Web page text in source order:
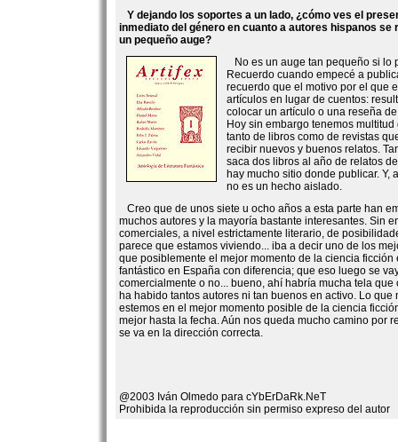
Y dejando los soportes a un lado, ¿cómo ves el
inmediato del género en cuanto a autores hispanos se
un pequeño auge?
No es un auge tan pequeño si lo
Recuerdo cuando empecé a
recuerdo que el motivo por el que
artículos en lugar de cuentos:
colocar un artículo o una reseña
Hoy sin embargo tenemos
tanto de libros como de revistas
recibir nuevos y buenos relatos.
saca dos libros al año de relatos
hay mucho sitio donde publicar. Y,
no es un hecho aislado.
Creo que de unos siete u ocho años a esta parte han
muchos autores y la mayoría bastante interesantes. Sin
comerciales, a nivel estrictamente literario, de
parece que estamos viviendo... iba a decir uno de los
que posiblemente el mejor momento de la ciencia
fantástico en España con diferencia; que eso luego se
comercialmente o no... bueno, ahí habría mucha tela que
ha habido tantos autores ni tan buenos en activo. Lo que
estemos en el mejor momento posible de la ciencia
mejor hasta la fecha. Aún nos queda mucho camino por
se va en la dirección correcta.
@2003 Iván Olmedo para cYbErDaRk.NeT
Prohibida la reproducción sin permiso expreso del autor